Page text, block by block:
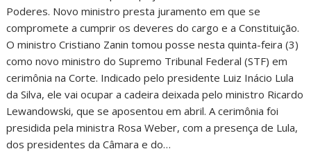
Poderes. Novo ministro presta juramento em que se
compromete a cumprir os deveres do cargo e a Constituição.
O ministro Cristiano Zanin tomou posse nesta quinta-feira (3)
como novo ministro do Supremo Tribunal Federal (STF) em
cerimônia na Corte. Indicado pelo presidente Luiz Inácio Lula
da Silva, ele vai ocupar a cadeira deixada pelo ministro Ricardo
Lewandowski, que se aposentou em abril. A cerimônia foi
presidida pela ministra Rosa Weber, com a presença de Lula,
dos presidentes da Câmara e do…